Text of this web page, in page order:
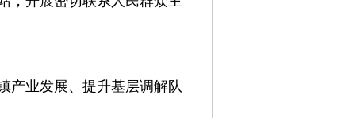
产业发展、提升基层调解队